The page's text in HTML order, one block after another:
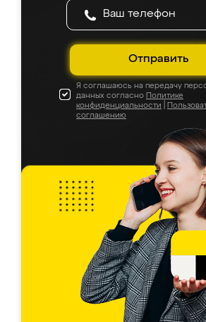
Отправить
Я соглашаюсь на передачу
данных согласно Политике
конфиденциальности
соглашению